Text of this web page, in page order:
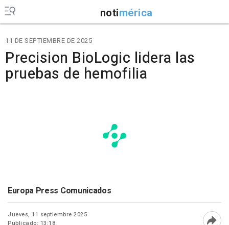
notimérica
11 DE SEPTIEMBRE DE 2025
Precision BioLogic lidera las
pruebas de hemofilia
Europa Press Comunicados
Jueves, 11 septiembre 2025
Publicado: 13:18